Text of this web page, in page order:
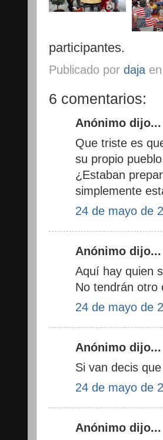
participantes.
Publicado por daja en
6 comentarios:
Anónimo dijo...
Que triste es
su propio
¿Estaban
simplemente
24 de mayo de
Anónimo dijo...
Aquí hay quien
No tendrán otro
24 de mayo de
Anónimo dijo...
Si van decis
24 de mayo de
Anónimo dijo...